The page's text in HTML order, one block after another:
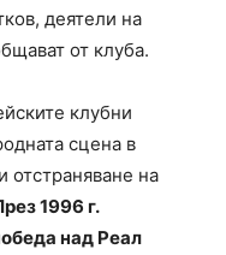
деятели на
от клуба.
клубни
сцена в
отстраняване на
1996 г.
над Реал